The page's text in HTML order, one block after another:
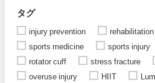
タグ
injury prevention rehabilitation
sports medicine
sports injury
rotator cuff
stress fracture
overuse injury
HIIT